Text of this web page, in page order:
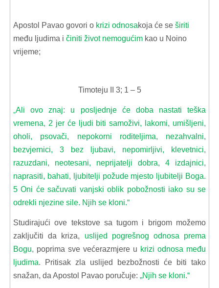
Apostol Pavao govori o krizi odnosakoja će se širiti
među ljudima i činiti život nemogućim kao u Noino
vrijeme;
Timoteju II 3; 1 – 5
Ali ovo znaj: u posljednje će doba nastati teška
vremena, 2 jer će ljudi biti samoživi, lakomi, umišljeni,
oholi, psovači, nepokorni roditeljima, nezahvalni,
bezvjernici, 3 bez ljubavi, nepomirljivi, klevetnici,
razuzdani, neotesani, neprijatelji dobra, 4 izdajnici,
naprasiti, bahati, ljubitelji požude mjesto ljubitelji Boga.
5 Oni će sačuvati vanjski oblik pobožnosti iako su se
odrekli njezine sile. Njih se kloni.“
Studirajući ove tekstove sa tugom i brigom možemo
zaključiti da kriza, uslijed pogrešnog odnosa prema
Bogu, poprima sve većerazmjere u krizi odnosa među
ljudima. Pritisak zla uslijed bezbožnosti će biti tako
snažan, da Apostol Pavao poručuje: „Njih se kloni.“